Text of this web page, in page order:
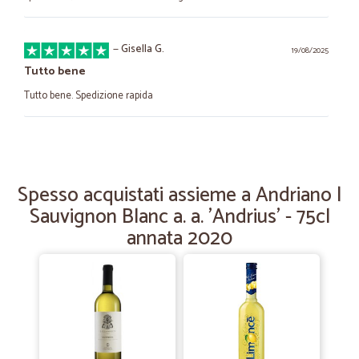
19/08/2025
—Gisella G.
Tutto bene
Tutto bene. Spedizione rapida
Estrema cortesia e invio rspido
Nadia B.
Preciso e puntuale.
Preciso e puntuale.
—
Spesso acquistati assieme a Andriano |
Sauvignon Blanc a. a. 'Andrius' - 75cl
annata 2020